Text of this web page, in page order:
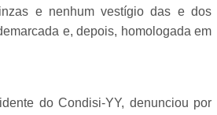
e nenhum vestígio das e dos
e, depois, homologada em
do Condisi-YY, denunciou por